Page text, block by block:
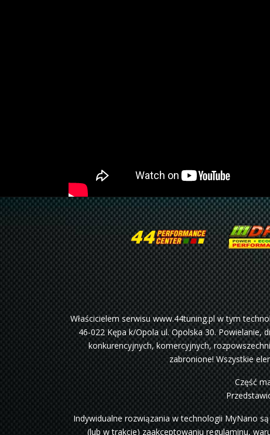
Właścicielem serwisu www.44tuning.pl w tym
46-022 Kępa k/Opola ul. Opolska 30.
konkurencyjnych, komercyjnych,
zabronione! Wszystkie
Część
Indywidualne rozwiązania w technologii MyNano
(lub w trakcie) zaakceptowaniu regulaminu,